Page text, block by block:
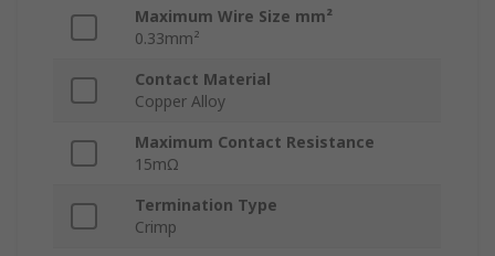
Maximum Wire Size mm²
0.33mm²
Contact Material
Copper Alloy
Maximum Contact Resistance
15mΩ
Termination Type
Crimp